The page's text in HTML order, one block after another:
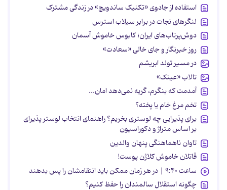
استفاده از جادوی «تکنیک ساندویچ» در زندگی مشترک
لنگرهای نجات در برابر سیلاب استرس
دوش‌پرتاب‌های ایران؛ کابوس خاموش آسمان
روز خبرنگار و جای خالی «سعادت»
در مسیر تولد ابریشم
تالاب «عینک»
آمدمت که بنگرم، گریه نمی‌دهد امان...
تخم مرغ خام یا پخته؟
برای پذیرایی چه لوستری بخریم؟ راهنمای انتخاب لوستر پذیرای
بر اساس متراژ و دکوراسیون
تاوان ناهماهنگی پنهان والدین
قاتلان خاموش کلاژن پوست!
ساعت ۹:۴۰ | در هر زمان ممکن باید انتقامشان را پس بدهند
چگونه استقلال سالمندان را حفظ کنیم؟